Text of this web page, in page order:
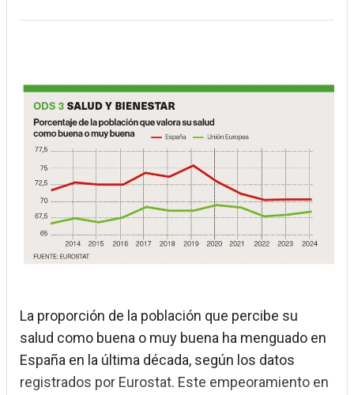
Imagen
La proporción de la población que percibe su
salud como buena o muy buena ha menguado en
España en la última década, según los datos
registrados por Eurostat. Este empeoramiento en